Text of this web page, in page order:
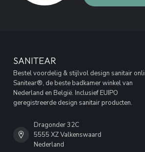
SANITEAR
Bestel voordelig & stijlvol design sanitair
Sanitear®, de beste badkamer winkel van
Nederland en België. Inclusief EUIPO
geregistreerde design sanitair producten.
Dragonder 32C
5555 XZ Valkenswaard
Nederland